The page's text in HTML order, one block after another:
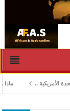
ماذا ..